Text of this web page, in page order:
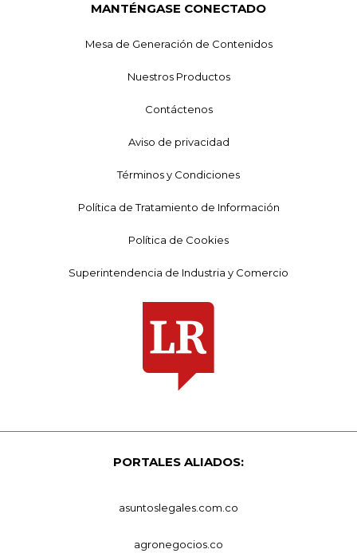
MANTÉNGASE CONECTADO
Mesa de Generación de Contenidos
Nuestros Productos
Contáctenos
Aviso de privacidad
Términos y Condiciones
Política de Tratamiento de Información
Política de Cookies
Superintendencia de Industria y Comercio
PORTALES ALIADOS:
asuntoslegales.com.co
agronegocios.co